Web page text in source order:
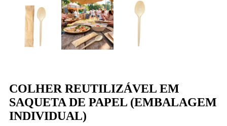
COLHER REUTILIZÁVEL EM
SAQUETA DE PAPEL (EMBALAGEM
INDIVIDUAL)